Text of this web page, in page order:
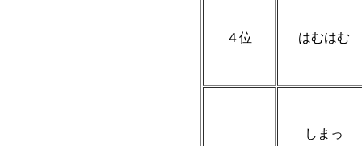
４位 はむはむ
しまっ